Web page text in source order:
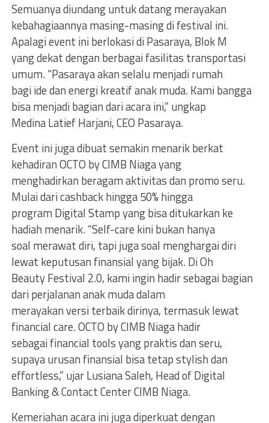
Semuanya diundang untuk datang merayakan
kebahagiaannya masing-masing di festival ini.
Apalagi event ini berlokasi di Pasaraya, Blok M
yang dekat dengan berbagai fasilitas transportasi
umum. “Pasaraya akan selalu menjadi rumah
bagi ide dan energi kreatif anak muda. Kami bangga
bisa menjadi bagian dari acara ini,” ungkap
Medina Latief Harjani, CEO Pasaraya.
Event ini juga dibuat semakin menarik berkat
kehadiran OCTO by CIMB Niaga yang
menghadirkan beragam aktivitas dan promo seru.
Mulai dari cashback hingga 50% hingga
program Digital Stamp yang bisa ditukarkan ke
hadiah menarik. “Self-care kini bukan hanya
soal merawat diri, tapi juga soal menghargai diri
lewat keputusan finansial yang bijak. Di Oh
Beauty Festival 2.0, kami ingin hadir sebagai bagian
dari perjalanan anak muda dalam
merayakan versi terbaik dirinya, termasuk lewat
financial care. OCTO by CIMB Niaga hadir
sebagai financial tools yang praktis dan seru,
supaya urusan finansial bisa tetap stylish dan
effortless,” ujar Lusiana Saleh, Head of Digital
Banking & Contact Center CIMB Niaga.
Kemeriahan acara ini juga diperkuat dengan